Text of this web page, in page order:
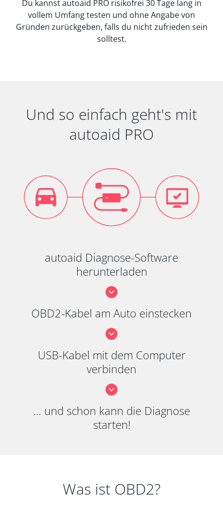
Du kannst autoaid PRO risikofrei 30 Tage lang in
vollem Umfang testen und ohne Angabe von
Gründen zurückgeben, falls du nicht zufrieden sein
solltest.
Und so einfach geht's mit
autoaid PRO
autoaid Diagnose-Software
herunterladen
OBD2-Kabel am Auto einstecken
USB-Kabel mit dem Computer
verbinden
… und schon kann die Diagnose
starten!
Was ist OBD2?